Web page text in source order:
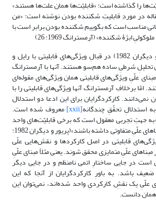
را گذاشته است: «قابلیّت‌ها همان علت‌ها هستند»
در موردِ قابلیتِ شکننده بودن نوشته است: «من
مناسب است که بگوییم شکننده بودن برابر است با
ابژۀ شکننده» (آرمسترانگ 1969: 26)
کارکردگرایان (پریور و دیگران 1982) در قبالِ ویژگی‌های قابلیتی با رایل و
شرطیِ ساده هم‌سو هستند. آنها با آرمسترانگ
علّیِ ویژگی‌های قابلیتی همان ویژگی‌های مقوله‌ای
امّا برخلافِ آرمسترانگ آنها ویژگی‌های قابلیتی را با
نمی‌دانند. کارکردگرایان برای این ادعا دو استدلال
استدلالِ تحقّقِ چندگانه[xxii] معروف شده است.
«به جهتِ تجربی معقول است که برخی قابلیّت‌های واحد
در ابژه‌های متفاوت مبناهای علّیِ متفاوتی داشته باشند»(پریور و دیگران 1982:
ویژگی‌های قابلیتی در اصل کارکردها و نقش‌هایی علّی
علّیِ متمایزی محقق شوند. یعنی مثلاً مبنای علّیِ
در جایی ساختارِ اتمی نامنظم و در جایی دیگر
باشد. به باورِ کارکردگرایان از آنجا که این
علّیِ یک نقشِ کارکردیِ واحد شده‌اند، نمی‌توان این
دانست.